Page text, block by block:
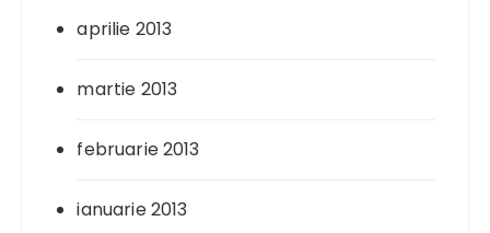
aprilie 2013
martie 2013
februarie 2013
ianuarie 2013